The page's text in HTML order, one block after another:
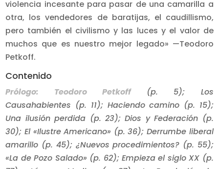
violencia incesante para pasar de una camarilla a
otra, los vendedores de baratijas, el caudillismo,
pero también el civilismo y las luces y el valor de
muchos que es nuestro mejor legado» —Teodoro
Petkoff.
Contenido
Prólogo: Teodoro Petkoff
(p. 5); Los
Causahabientes (p. 11); Haciendo camino (p. 15);
Una ilusión perdida (p. 23); Dios y Federación (p.
30); El «Ilustre Americano» (p. 36); Derrumbe liberal
amarillo (p. 45); ¿Nuevos procedimientos? (p. 55);
«La de Pozo Salado» (p. 62); Empieza el siglo XX (p.